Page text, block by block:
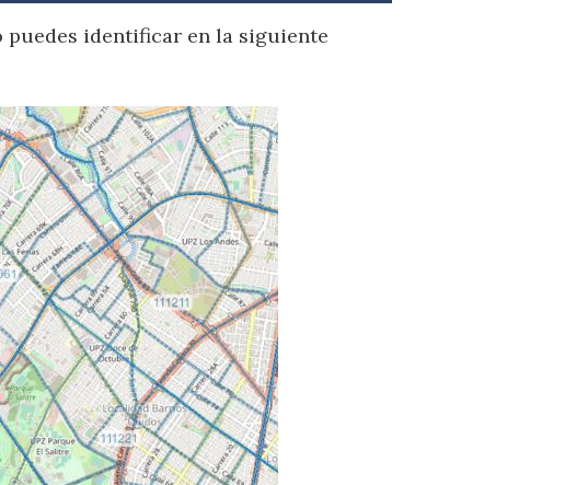
puedes identificar en la siguiente